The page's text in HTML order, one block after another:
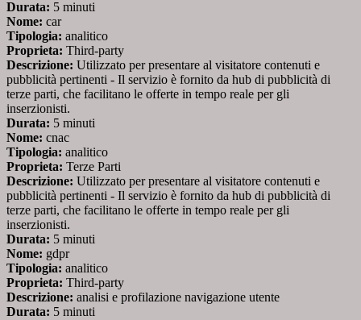
Durata: 5 minuti
Nome: car
Tipologia: analitico
Proprieta: Third-party
Descrizione: Utilizzato per presentare al visitatore contenuti e
pubblicità pertinenti - Il servizio è fornito da hub di pubblicità di
terze parti, che facilitano le offerte in tempo reale per gli
inserzionisti.
Durata: 5 minuti
Nome: cnac
Tipologia: analitico
Proprieta: Terze Parti
Descrizione: Utilizzato per presentare al visitatore contenuti e
pubblicità pertinenti - Il servizio è fornito da hub di pubblicità di
terze parti, che facilitano le offerte in tempo reale per gli
inserzionisti.
Durata: 5 minuti
Nome: gdpr
Tipologia: analitico
Proprieta: Third-party
Descrizione: analisi e profilazione navigazione utente
Durata: 5 minuti